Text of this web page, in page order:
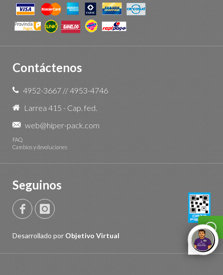
Contáctenos
4952-3667 //4953-4746
Larrea 415 - Cap. fed.
web@hiper-pack.com
FAQ
Cambios y devoluciones
Seguinos
Desarrollado por Objetivo Virtual